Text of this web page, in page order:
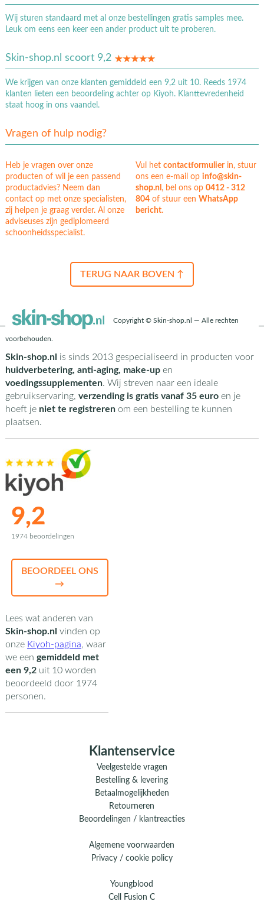
Wij sturen standaard met al onze bestellingen gratis samples mee.
Leuk om eens een keer een ander product uit te proberen.
Skin-shop.nl scoort 9,2
We krijgen van onze klanten gemiddeld een 9,2 uit 10. Reeds 1974
klanten lieten een beoordeling achter op Kiyoh. Klanttevredenheid
staat hoog in ons vaandel.
Vragen of hulp nodig?
Heb je vragen over onze
producten of wil je een passend
productadvies? Neem dan
contact op met onze specialisten,
zij helpen je graag verder. Al onze
adviseuses zijn gediplomeerd
schoonheidsspecialist.
Vul hetcontactformulierin, stuur
ons een e-mail op info@skin-
shop.nl, bel ons op0412 - 312
804 of stuur eenWhatsApp
bericht.
TERUG NAAR BOVEN ↑
Copyright © Skin-shop.nl — Alle rechten
voorbehouden.
Skin-shop.nl is sinds 2013 gespecialiseerd in producten voor
huidverbetering, anti-aging, make-upen
voedingssupplementen. Wij streven naar een ideale
gebruikservaring, verzending is gratis vanaf 35 euroen je
hoeft je niet te registrerenom een bestelling te kunnen
plaatsen.
9,2
1974 beoordelingen
BEOORDEEL ONS
→
Lees wat anderen van
Skin-shop.nl vinden op
onze Kiyoh-pagina, waar
we een gemiddeld met
een 9,2uit 10worden
beoordeeld door 1974
personen.
Klantenservice
Veelgestelde vragen
Bestelling & levering
Betaalmogelijkheden
Retourneren
Beoordelingen / klantreacties
Algemene voorwaarden
Privacy / cookie policy
Youngblood
Cell Fusion C